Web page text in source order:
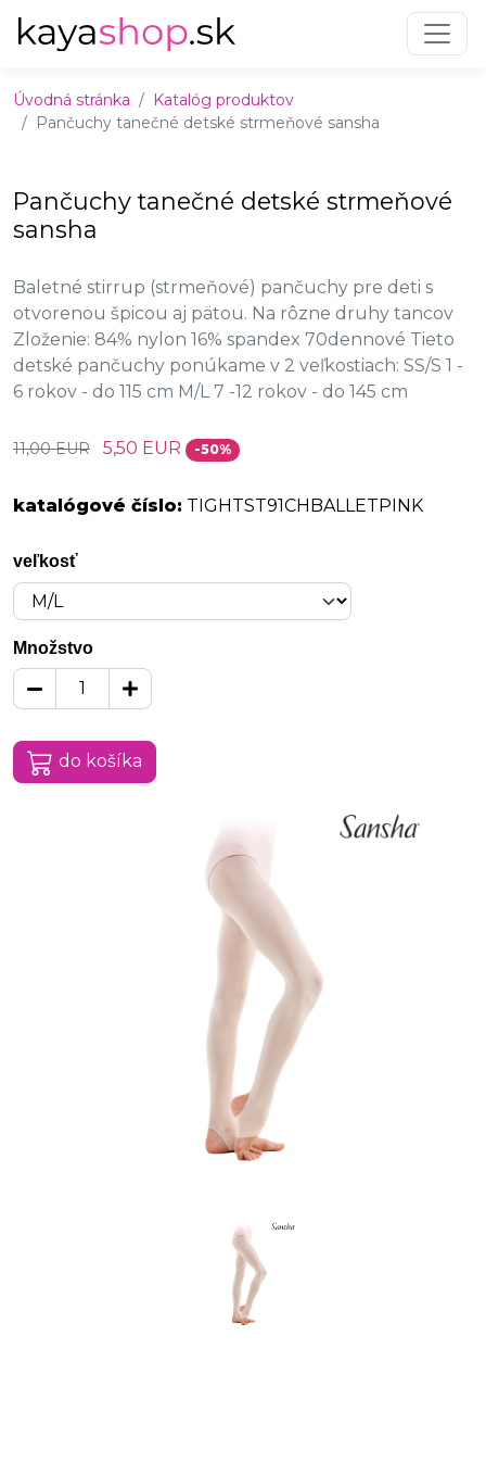
Úvodná stránka
Katalóg produktov
Pančuchy tanečné detské strmeňové sansha
Pančuchy tanečné detské strmeňové
sansha
Baletné stirrup (strmeňové) pančuchy pre deti s
otvorenou špicou aj pätou. Na rôzne druhy tancov
Zloženie: 84% nylon 16% spandex 70dennové Tieto
detské pančuchy ponúkame v 2 veľkostiach: SS/S 1 -
6 rokov - do 115 cm M/L 7 -12 rokov - do 145 cm
11,00 EUR 5,50 EUR -50%
katalógové číslo: TIGHTST91CHBALLETPINK
veľkosť
Množstvo
do košíka